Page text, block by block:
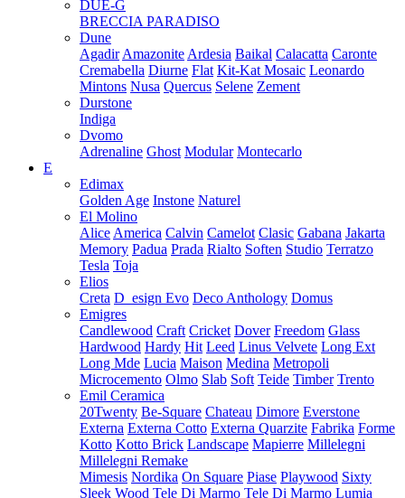
DUE-G
BRECCIA PARADISO
Dune
Agadir Amazonite Ardesia Baikal Calacatta Caronte
Cremabella Diurne Flat Kit-Kat Mosaic Leonardo
Mintons Nusa Quercus Selene Zement
Durstone
Indiga
Dvomo
Adrenaline Ghost Modular Montecarlo
E
Edimax
Golden Age Instone Naturel
El Molino
Alice America Calvin Camelot Clasic Gabana Jakarta
Memory Padua Prada Rialto Soften Studio Terratzo
Tesla Toja
Elios
Creta D_esign Evo Deco Anthology Domus
Emigres
Candlewood Craft Cricket Dover Freedom Glass
Hardwood Hardy Hit Leed Linus Velvete Long Ext
Long Mde Lucia Maison Medina Metropoli
Microcemento Olmo Slab Soft Teide Timber Trento
Emil Ceramica
20Twenty Be-Square Chateau Dimore Everstone
Externa Externa Cotto Externa Quarzite Fabrika Forme
Kotto Kotto Brick Landscape Mapierre Millelegni
Millelegni Remake
Mimesis Nordika On Square Piase Playwood Sixty
Sleek Wood Tele Di Marmo Tele Di Marmo Lumia